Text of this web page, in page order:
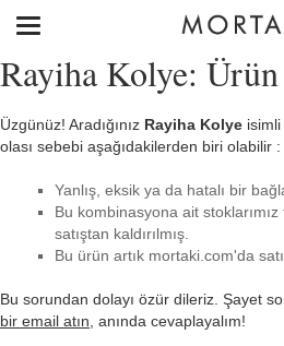
Rayiha Kolye: Ürün
Üzgünüz! Aradığınız Rayiha Kolye isimli
olası sebebi aşağıdakilerden biri olabilir :
Yanlış, eksik ya da hatalı bir
Bu kombinasyona ait
satıştan kaldırılmış.
Bu ürün artık mortaki.com'da
Bu sorundan dolayı özür dileriz. Şayet
bir email atın , anında cevaplayalım!